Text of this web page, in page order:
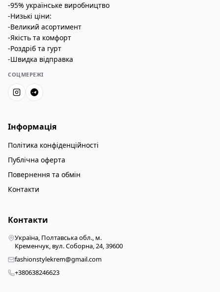
-95% українське виробництво
-Низькі ціни:
-Великий асортимент
-Якість та комфорт
-Роздріб та гурт
-Швидка відправка
СОЦМЕРЕЖІ
Інформація
Політика конфіденційності
Публічна оферта
Повернення та обмін
Контакти
Контакти
Україна, Полтавська обл., м.
Кременчук, вул. Соборна, 24, 39600
fashionstylekrem@gmail.com
+380638246623